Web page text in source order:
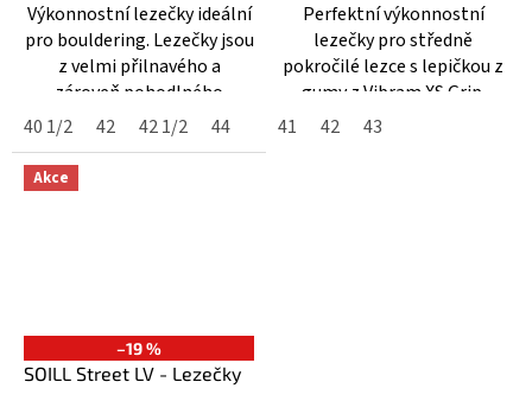
5
hvězdiček.
Výkonnostní lezečky ideální
pro bouldering. Lezečky jsou
z velmi přilnavého a
zároveň pohodlného
materiálu.
40 1/2 42 42 1/2 44
hvězdiček.
Perfektní výkonnostní
lezečky pro středně
pokročilé lezce s lepičkou z
gumy z Vibram XS Grip.
Vhodné pro lezení na stěně i
41 42 43
Akce
–19 %
SOILL Street LV - Lezečky